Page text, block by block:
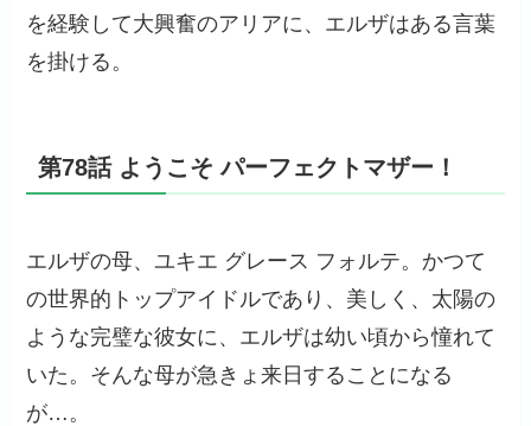
を経験して大興奮のアリアに、エルザはある言葉
を掛ける。
第78話 ようこそ パーフェクトマザー！
エルザの母、ユキエ グレース フォルテ。かつて
の世界的トップアイドルであり、美しく、太陽の
ような完璧な彼女に、エルザは幼い頃から憧れて
いた。そんな母が急きょ来日することになる
が…。